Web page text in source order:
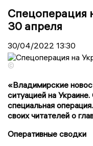
Спецоперация
30 апреля
30/04/2022 13:30
©
«Владимирские
ситуацией на
специальная
своих читателей о
Оперативные сводки